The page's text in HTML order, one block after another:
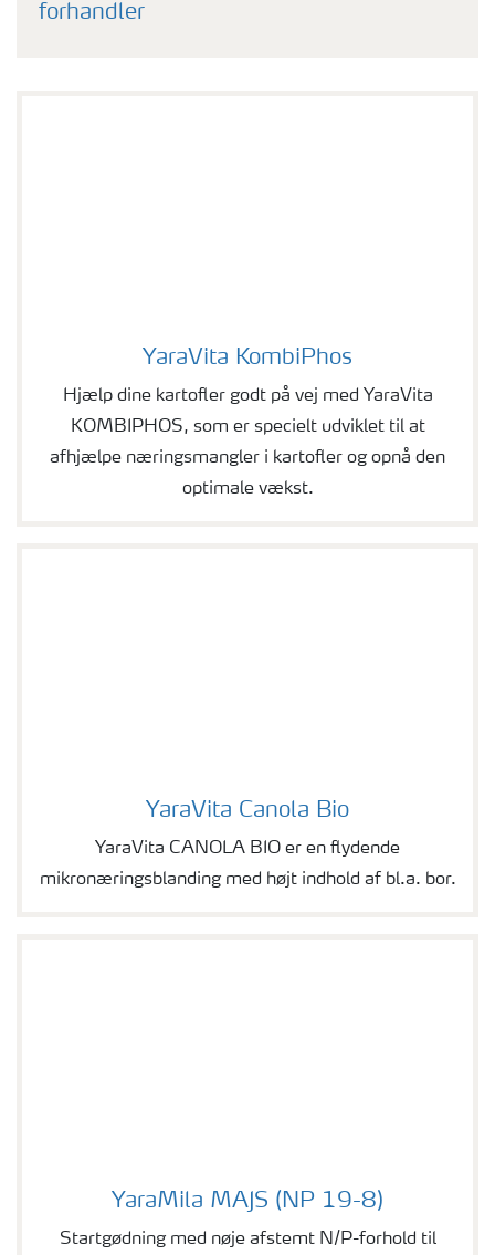
forhandler
YaraVita KombiPhos
YaraVita KombiPhos
Hjælp dine kartofler godt på vej med YaraVita
KOMBIPHOS, som er specielt udviklet til at
afhjælpe næringsmangler i kartofler og opnå den
optimale vækst.
YaraVita Canola Bio
YaraVita Canola Bio
YaraVita CANOLA BIO er en flydende
mikronæringsblanding med højt indhold af bl.a. bor.
YaraMila MAJS (NP 19-8)
YaraMila MAJS (NP 19-8)
Startgødning med nøje afstemt N/P-forhold til